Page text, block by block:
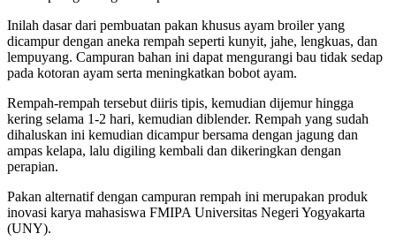
Inilah dasar dari pembuatan pakan khusus ayam broiler yang
dicampur dengan aneka rempah seperti kunyit, jahe, lengkuas, dan
lempuyang. Campuran bahan ini dapat mengurangi bau tidak sedap
pada kotoran ayam serta meningkatkan bobot ayam.
Rempah-rempah tersebut diiris tipis, kemudian dijemur hingga
kering selama 1-2 hari, kemudian diblender. Rempah yang sudah
dihaluskan ini kemudian dicampur bersama dengan jagung dan
ampas kelapa, lalu digiling kembali dan dikeringkan dengan
perapian.
Pakan alternatif dengan campuran rempah ini merupakan produk
inovasi karya mahasiswa FMIPA Universitas Negeri Yogyakarta
(UNY).